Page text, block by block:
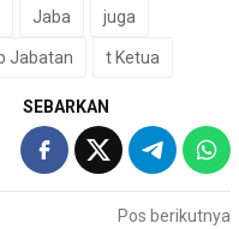
Jaba juga
Jabatan t Ketua
SEBARKAN
Pos berikutnya